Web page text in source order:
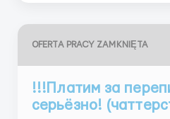
OFERTA PRACY ZAMKNIĘTA
!!!Платим за
серьёзно!